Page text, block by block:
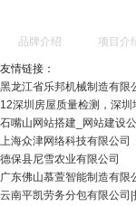
品牌介绍 项目介
友情链接：
黑龙江省乐邦机械制造有限
12深圳房屋质量检测，深
石嘴山网站搭建_网站建设
上海众津网络科技有限公司
德保县尼雪农业有限公司
广东佛山慕萱智能制造有限
云南平凯劳务分包有限公司